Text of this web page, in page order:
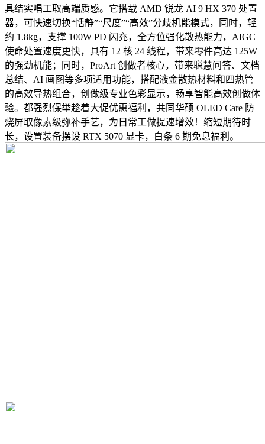
具结实唱工取高端质感。它搭载 AMD 锐龙 AI 9 HX 370 处置
器，可快速切换“恬静”“尺度”“高效”分歧机能模式，同时，轻
约 1.8kg，支撑 100W PD 闪充，全方位强化散热能力，AIGC
使命处置速度更快，具有 12 核 24 线程，带来零件高达 125W
的强劲机能；同时，ProArt 创做者核心，带来聪慧问答、文档
总结、AI 画图等多项适用功能，搭配液金散热材料和四热管
的高效导热组合，创做级专业色彩显示，畅享智能高效创做体
验。都强烈保举趁着大促优惠福利，共同华硕 OLED Care 防
烧屏取像素级弥补手艺，为日常工做提速增效！缩短期待时
长，设置装备摆设 RTX 5070 显卡，白条 6 期免息福利。